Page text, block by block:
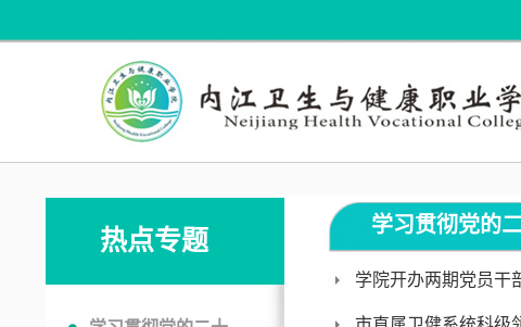
热点专题
学习贯彻党的
学院开办两期党员干